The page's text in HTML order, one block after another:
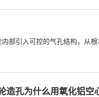
部引入可控的气孔结构，从
造孔为什么用氧化铝空